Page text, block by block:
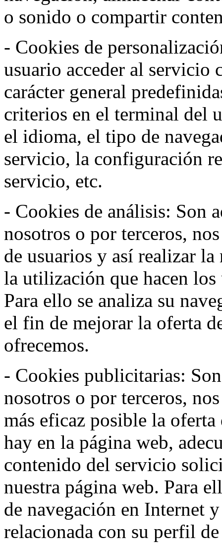
o sonido o compartir
- Cookies de
usuario acceder al servicio
carácter general
criterios en el terminal del
el idioma, el tipo de
servicio, la configuración
servicio, etc.
- Cookies de análisis: Son
nosotros o por terceros,
de usuarios y así realizar
la utilización que hacen
Para ello se analiza su
el fin de mejorar la oferta
ofrecemos.
- Cookies publicitarias:
nosotros o por terceros,
más eficaz posible la
hay en la página web,
contenido del servicio
nuestra página web. Para
de navegación en Internet
relacionada con su perfil